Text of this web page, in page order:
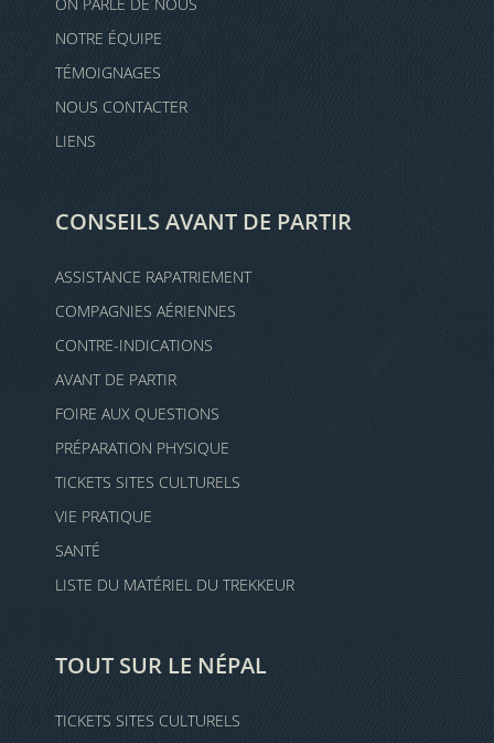
NOTRE ÉQUIPE
TÉMOIGNAGES
NOUS CONTACTER
LIENS
CONSEILS AVANT DE PARTIR
ASSISTANCE RAPATRIEMENT
COMPAGNIES AÉRIENNES
CONTRE-INDICATIONS
AVANT DE PARTIR
FOIRE AUX QUESTIONS
PRÉPARATION PHYSIQUE
TICKETS SITES CULTURELS
VIE PRATIQUE
SANTÉ
LISTE DU MATÉRIEL DU TREKKEUR
TOUT SUR LE NÉPAL
TICKETS SITES CULTURELS